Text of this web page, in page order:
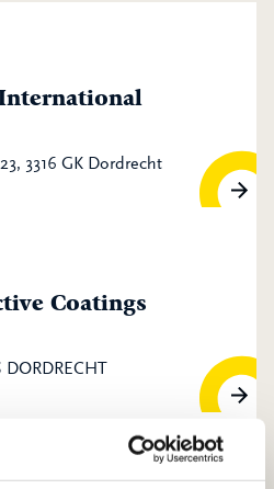
3316 GK Dordrecht
Coatings
DORDRECHT